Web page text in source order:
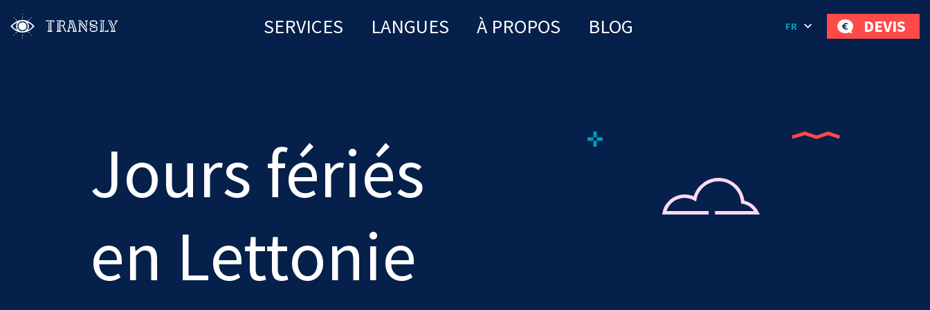
SERVICES LANGUES À PROPOS BLOG FR DEVIS
Jours fériés
en Lettonie